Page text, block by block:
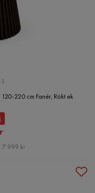
220 cm Fanér, Rökt ek
7 999 kr